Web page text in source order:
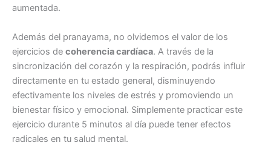
aumentada.
Además del pranayama, no olvidemos el valor de los
ejercicios de coherencia cardíaca. A través de la
sincronización del corazón y la respiración, podrás influir
directamente en tu estado general, disminuyendo
efectivamente los niveles de estrés y promoviendo un
bienestar físico y emocional. Simplemente practicar este
ejercicio durante 5 minutos al día puede tener efectos
radicales en tu salud mental.